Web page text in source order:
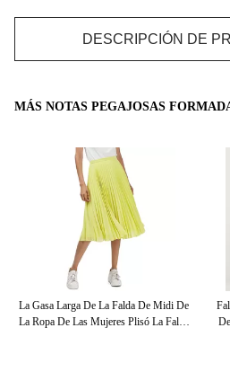
DESCRIPCIÓN DE
MÁS NOTAS PEGAJOSAS
La Gasa Larga De La Falda De Midi De
La Ropa De Las Mujeres Plisó La Falda